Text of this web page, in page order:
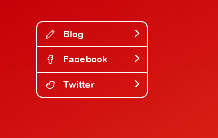
Blog
Facebook
Twitter